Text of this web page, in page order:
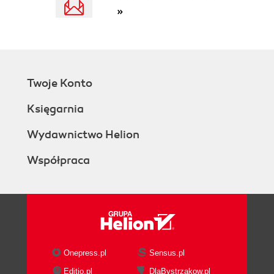
»
Twoje Konto
Księgarnia
Wydawnictwo Helion
Współpraca
Onepress.pl
Sensus.pl
Editio.pl
DlaBystrzakow.pl